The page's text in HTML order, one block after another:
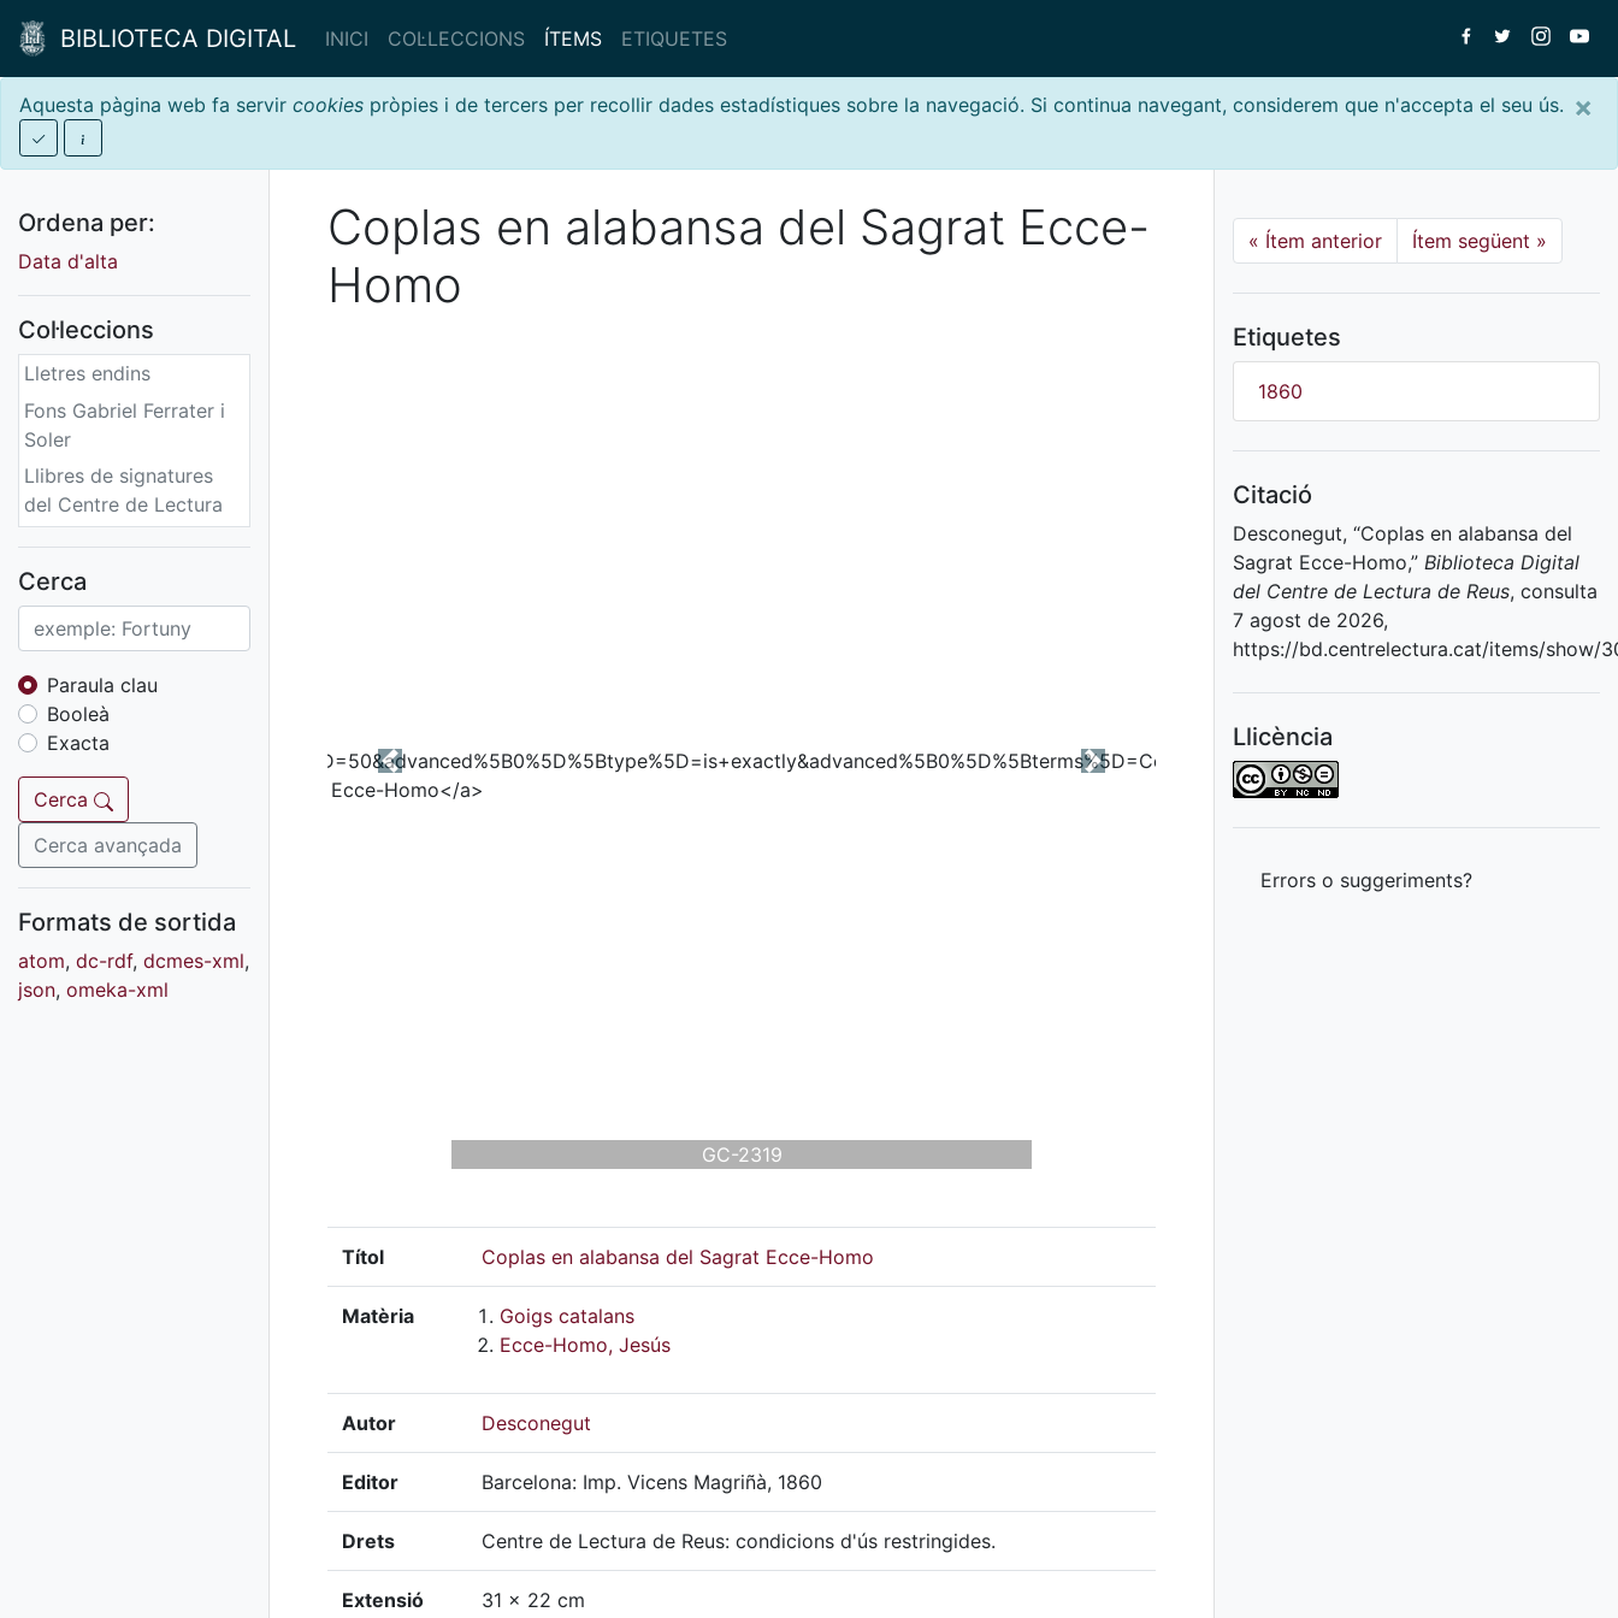
BIBLIOTECA DIGITAL INICI COL·LECCIONS ÍTEMS ETIQUETES
×
Aquesta pàgina web fa servir cookies pròpies i de tercers per recollir dades estadístiques sobre la navegació. Si continua navegant, considerem que n'accepta el seu ús.
Ordena per:
Data d'alta
Col·leccions
Lletres endins
Fons Gabriel Ferrater i
Soler
Llibres de signatures
del Centre de Lectura
Fons sonor de Ràdio
Reus
Cartells
Fons audiovisual
Fons local
Fons sonor
Goigs
Fons fotogràfic
Fons d'art
Cerca
Paraula clau
Booleà
Exacta
Cerca
Cerca avançada
Formats de sortida
atom, dc-rdf, dcmes-xml,
json, omeka-xml
Coplas en alabansa del Sagrat Ecce-
Homo
GC-2319
Previous Next
Títol Coplas en alabansa del Sagrat Ecce-Homo
Matèria
Goigs catalans
Ecce-Homo, Jesús
Autor Desconegut
Editor Barcelona: Imp. Vicens Magriñà, 1860
Drets Centre de Lectura de Reus: condicions d'ús restringides.
Extensió 31 x 22 cm
« Ítem anterior Ítem següent »
Etiquetes
1860
Citació
Desconegut, “Coplas en alabansa del
Sagrat Ecce-Homo,” Biblioteca Digital
del Centre de Lectura de Reus, consulta
7 agost de 2026,
https://bd.centrelectura.cat/items/show/
Llicència
Errors o suggeriments?